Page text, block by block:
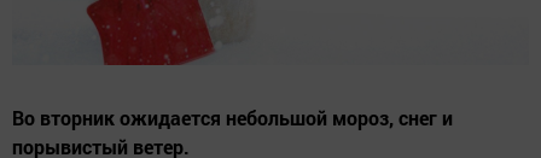
Во вторник ожидается небольшой мороз, снег и
порывистый ветер.